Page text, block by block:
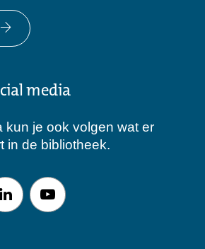
media
kun je ook volgen wat er
in de bibliotheek.